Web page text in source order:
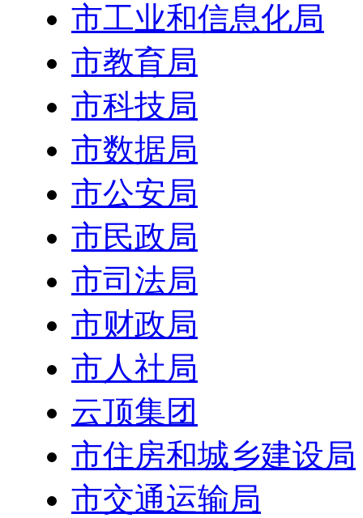
市工业和信息化局
市教育局
市科技局
市数据局
市公安局
市民政局
市司法局
市财政局
市人社局
云顶集团
市住房和城乡建设局
市交通运输局